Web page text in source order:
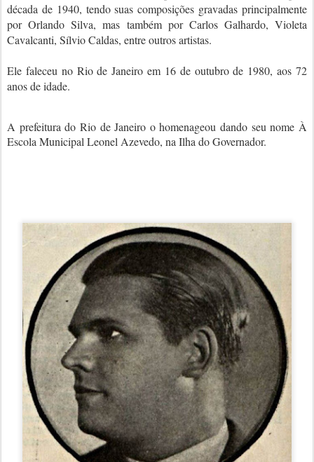
década de 1940, tendo suas composições gravadas principalmente
por Orlando Silva, mas também por Carlos Galhardo, Violeta
Cavalcanti, Sílvio Caldas, entre outros artistas.
Ele faleceu no Rio de Janeiro em 16 de outubro de 1980, aos 72
anos de idade.
A prefeitura do Rio de Janeiro o homenageou dando seu nome À
Escola Municipal Leonel Azevedo, na Ilha do Governador.